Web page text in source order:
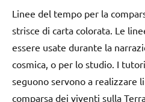
ARGOMENTI
PER ETA'
TUTTI GLI
ARTICOLI
disegni
da
colorare
DOWNLOAD
Linee del tempo per la
strisce di carta colorata. Le
essere usate durante la
cosmica, o per lo studio. I
seguono servono a realizzare
comparsa dei viventi sulla